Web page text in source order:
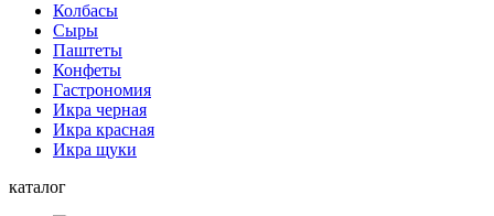
Колбасы
Сыры
Паштеты
Конфеты
Гастрономия
Икра черная
Икра красная
Икра щуки
каталог